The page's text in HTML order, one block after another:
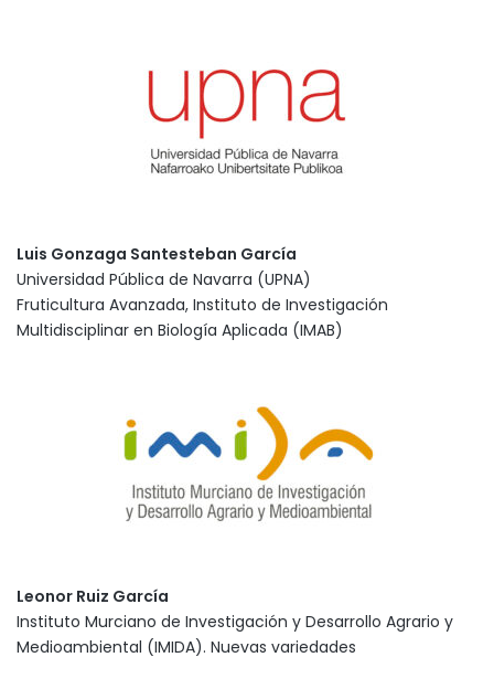
Luis Gonzaga Santesteban García
Universidad Pública de Navarra (UPNA)
Fruticultura Avanzada, Instituto de Investigación
Multidisciplinar en Biología Aplicada (IMAB)
Leonor Ruiz García
Instituto Murciano de Investigación y Desarrollo Agrario y
Medioambiental (IMIDA). Nuevas variedades